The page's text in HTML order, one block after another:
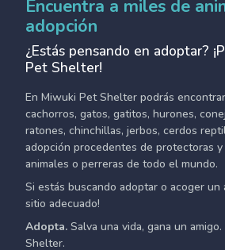
Encuentra a miles de
adopción
¿Estás pensando en adoptar?
Pet Shelter!
En Miwuki Pet Shelter podrás
cachorros, gatos, gatitos, hurones,
ratones, chinchillas, jerbos, cerdos
adopción procedentes de protectoras y
animales o perreras de todo el mundo.
Si estás buscando adoptar o acoger un
sitio adecuado!
Adopta. Salva una vida, gana un
Shelter.